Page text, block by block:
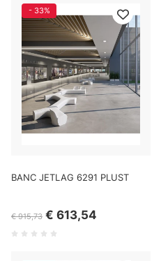
- 33%
BANC JETLAG 6291 PLUST
€ 915,73 € 613,54